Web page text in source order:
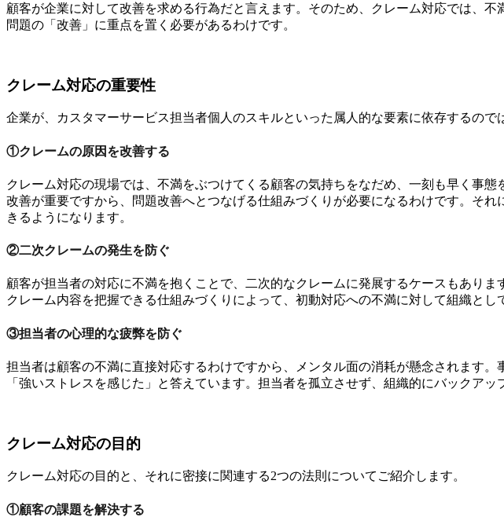
顧客が企業に対して改善を求める行為だと言えます。そのため、クレーム対応では、
問題の「改善」に重点を置く必要があるわけです。
クレーム対応の重要性
企業が、カスタマーサービス担当者個人のスキルといった属人的な要素に依存するの
①クレームの原因を改善する
クレーム対応の現場では、不満をぶつけてくる顧客の気持ちをなだめ、一刻も早く事
改善が重要ですから、問題改善へとつなげる仕組みづくりが必要になるわけです。そ
きるようになります。
②二次クレームの発生を防ぐ
顧客が担当者の対応に不満を抱くことで、二次的なクレームに発展するケースもあり
クレーム内容を把握できる仕組みづくりによって、初動対応への不満に対して組織とし
③担当者の心理的な疲弊を防ぐ
担当者は顧客の不満に直接対応するわけですから、メンタル面の消耗が懸念されます
「強いストレスを感じた」と答えています。担当者を孤立させず、組織的にバックアッ
クレーム対応の目的
クレーム対応の目的と、それに密接に関連する2つの法則についてご紹介します。
①顧客の課題を解決する